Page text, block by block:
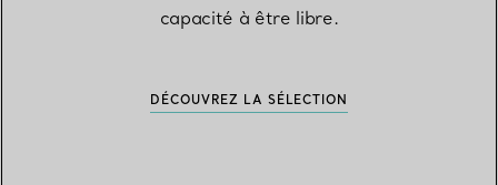
capacité à être libre.
DÉCOUVREZ LA SÉLECTION